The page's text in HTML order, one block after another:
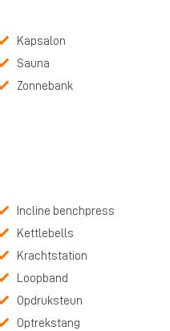
Kapsalon
Sauna
Zonnebank
Incline benchpress
Kettlebells
Krachtstation
Loopband
Opdruksteun
Optrekstang